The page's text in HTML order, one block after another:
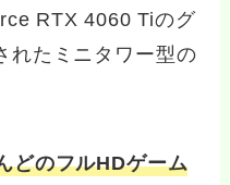
RTX 4060 Tiのグ
れたミニタワー型の
どのフルHDゲーム